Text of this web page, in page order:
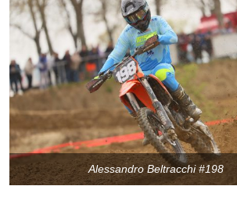
Alessandro Beltracchi #198